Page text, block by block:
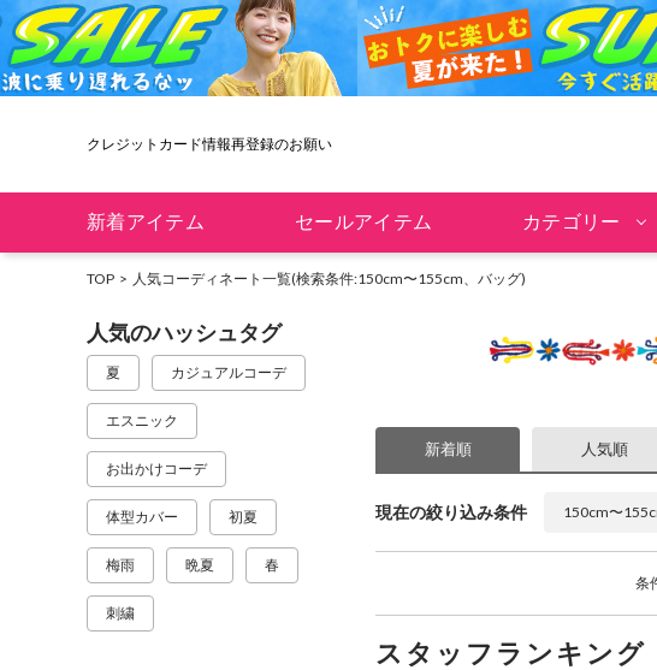
クレジットカード情報再登録のお願い
新着アイテム セールアイテム カテゴリー
TOP 人気コーディネート一覧(検索条件:150cm〜155cm、バッグ)
人気のハッシュタグ
夏 カジュアルコーデ
エスニック
お出かけコーデ
体型カバー 初夏
梅雨 晩夏 春
刺繍
新着順 人気順
現在の絞り込み条件 150cm〜
条
スタッフランキング